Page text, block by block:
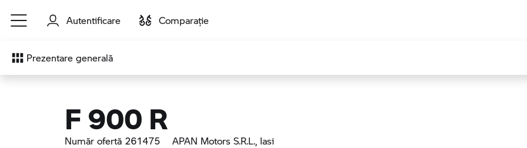
Sari la conținutul principal
Autentificare Comparaţie
Prezentare generală
F 900 R
Număr ofertă 261475 APAN Motors S.R.L., Iasi